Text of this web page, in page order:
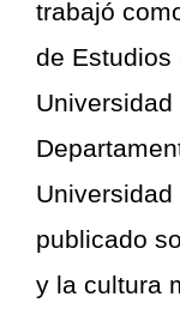
trabajó
de Estudios
Universidad
publicado
y la cultura